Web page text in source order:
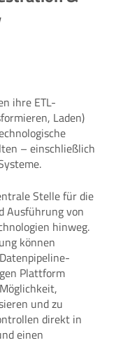
ihre ETL-
Laden)
– einschließlich
Stelle für die
Ausführung von
hinweg.
können
Plattform
und zu
direkt in
einen